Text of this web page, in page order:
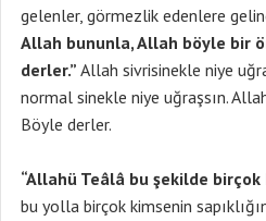
gelenler, görmezlik edenlere
Allah bununla, Allah böyle bir
derler.” Allah sivrisinekle niye
normal sinekle niye uğraşsın.
Böyle derler.
“Allahü Teâlâ bu şekilde birçok
bu yolla birçok kimsenin